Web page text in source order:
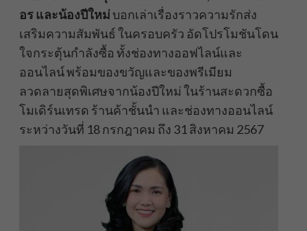
อร และน้องปีใหม่ บอกเล่าเรื่องราวความรักส่ง
เสริมความสัมพันธ์ ในครอบครัว อัดโปรโมชันโดน
ใจกระตุ้นกำลังซื้อ ทั้งช่องทางออฟไลน์และ
ออนไลน์ พร้อมของขวัญและของพรีเมียม
ลวดลายสุดพิเศษจากน้องปีใหม่ ในร้านสะดวกซื้อ
โมเดิร์นเทรด ร้านค้าชั้นนำ และช่องทางออนไลน์
ระหว่างวันที่ 18 กรกฎาคม ถึง 31 สิงหาคม 2567